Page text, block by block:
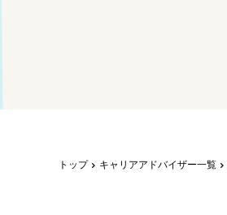
トップ キャリアアドバイザー一覧